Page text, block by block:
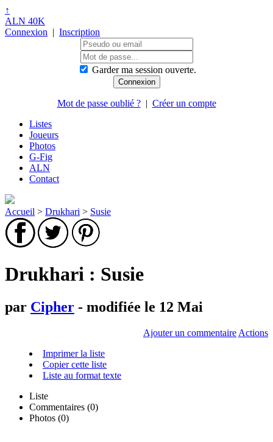
↑
ALN 40K
Connexion | Inscription
Garder ma session ouverte.
Mot de passe oublié ?| Créer un compte
Listes
Joueurs
Photos
G-Fig
ALN
Contact
Accueil > Drukhari > Susie
Drukhari : Susie
par Cipher - modifiée le 12 Mai
Ajouter un commentaire Actions
Imprimer la liste
Copier cette liste
Liste au format texte
Liste
Commentaires (0)
Photos (0)